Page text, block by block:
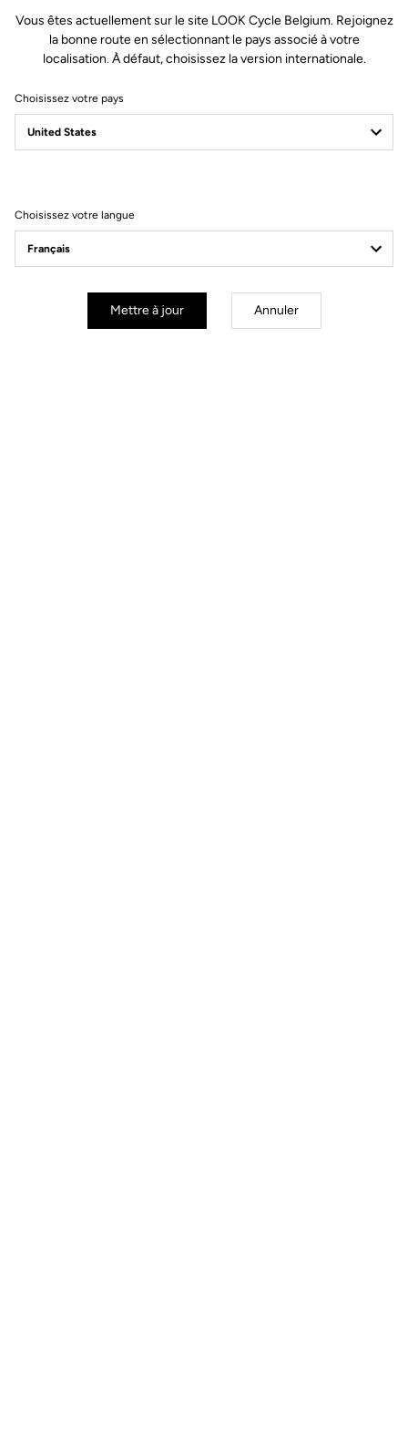
LOOK P24
Découvrir ce vélo
Vous êtes actuellement sur le site LOOK Cycle Belgium. Rejoignez
la bonne route en sélectionnant le pays associé à votre
localisation. À défaut, choisissez la version internationale.
Choisissez votre pays
Choisissez votre langue
Mettre à jour Annuler